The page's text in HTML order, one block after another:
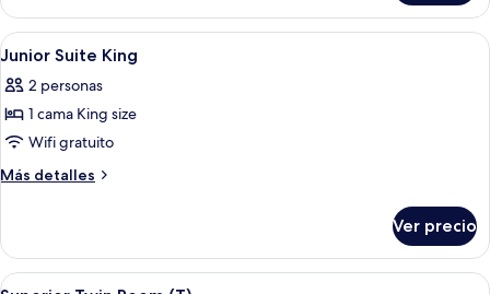
Double
Room
Abrir
todas
las
fotos
de
Junior
Minibar, caja de seguridad en la
4
Junior Suite King
2 personas
1 cama King size
Wifi gratuito
Más detalles
Más
Suite
King
Ver precio
Abrir
Minibar, caja de seguridad en la